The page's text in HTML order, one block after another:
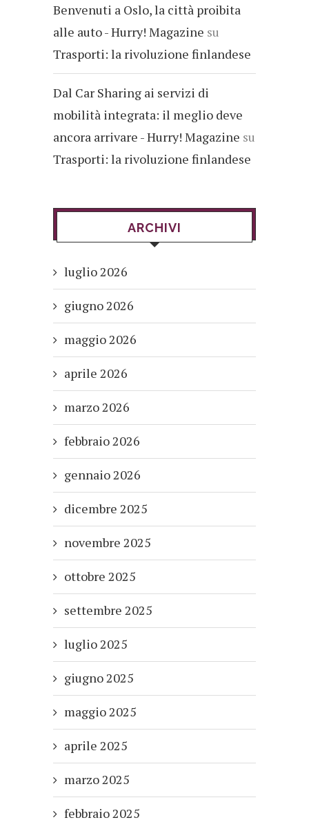
Benvenuti a Oslo, la città proibita
alle auto - Hurry! Magazine su
Trasporti: la rivoluzione finlandese
Dal Car Sharing ai servizi di
mobilità integrata: il meglio deve
ancora arrivare - Hurry! Magazine su
Trasporti: la rivoluzione finlandese
ARCHIVI
luglio 2026
giugno 2026
maggio 2026
aprile 2026
marzo 2026
febbraio 2026
gennaio 2026
dicembre 2025
novembre 2025
ottobre 2025
settembre 2025
luglio 2025
giugno 2025
maggio 2025
aprile 2025
marzo 2025
febbraio 2025